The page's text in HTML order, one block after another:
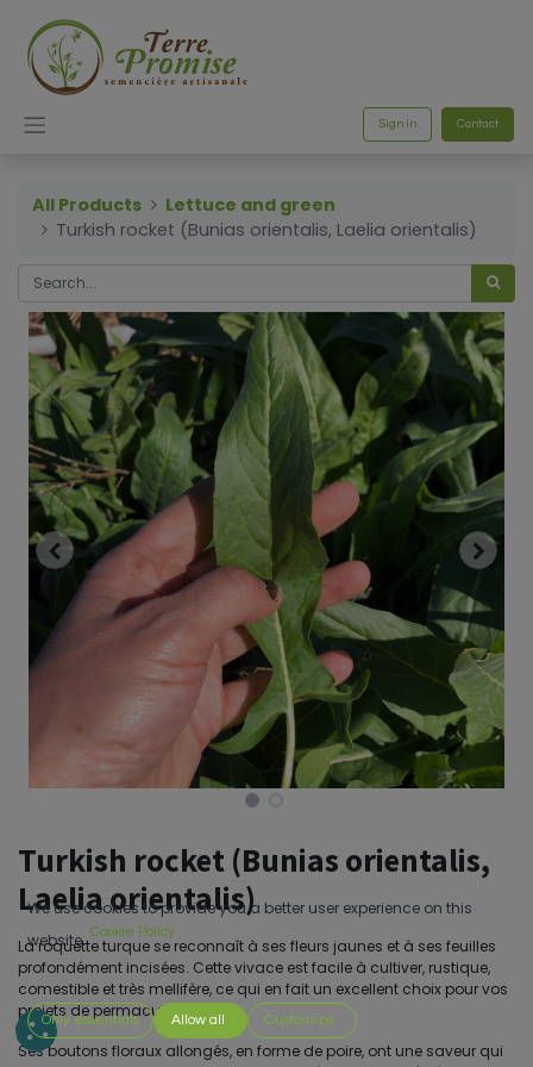
Sign in Contact
All Products
Lettuce and green
Turkish rocket (Bunias orientalis, Laelia orientalis)
Turkish rocket (Bunias orientalis,
Laelia orientalis)
La roquette turque se reconnaît à ses fleurs jaunes et à ses feuilles
profondément incisées. Cette vivace est facile à cultiver, rustique,
comestible et très mellifère, ce qui en fait un excellent choix pour vos
projets de permaculture.
Ses boutons floraux allongés, en forme de poire, ont une saveur qui
We use cookies to provide you a better user experience on this
website. Cookie Policy
Only essentials Allow all Customize